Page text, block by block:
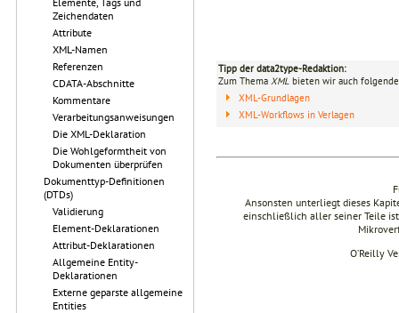
Zeichendaten
Attribute
XML-Namen
Referenzen
CDATA-Abschnitte
Kommentare
Verarbeitungsanweisungen
Die XML-Deklaration
Die Wohlgeformtheit von
Dokumenten überprüfen
Dokumenttyp-Definitionen
(DTDs)
Validierung
Element-Deklarationen
Attribut-Deklarationen
Allgemeine Entity-
Deklarationen
Externe geparste allgemeine
Entities
Tipp der data2type-Redaktion:
Zum Thema XML bieten wir auch
XML-Grundlagen
XML-Workflows in Verlagen
Ansonsten unterliegt dieses
einschließlich aller seiner Teile
O’Reilly